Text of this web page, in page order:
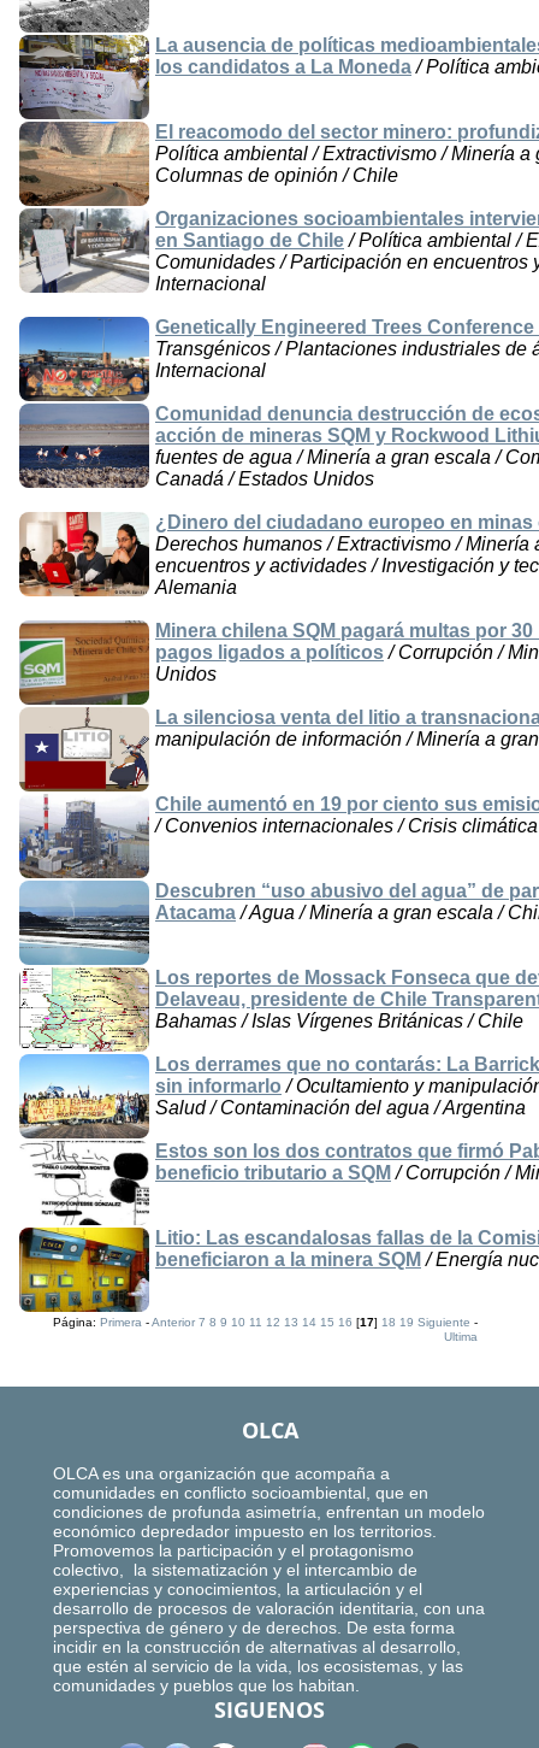
La ausencia de políticas
los candidatos a La Moneda/ Política
El reacomodo del sector minero:
Política ambiental / Extractivismo / Minería
Columnas de opinión / Chile
Organizaciones socioambientales
en Santiago de Chile/ Política ambiental /
Comunidades / Participación en encuentros
Internacional
Genetically Engineered Trees
Transgénicos / Plantaciones industriales de
Internacional
Comunidad denuncia destrucción de
acción de mineras SQM y Rockwood
fuentes de agua / Minería a gran escala /
Canadá / Estados Unidos
¿Dinero del ciudadano europeo en
Derechos humanos / Extractivismo /
encuentros y actividades / Investigación y
Alemania
Minera chilena SQM pagará multas por
pagos ligados a políticos/ Corrupción /
Unidos
La silenciosa venta del litio a
manipulación de información / Minería a
Chile aumentó en 19 por ciento sus
/ Convenios internacionales / Crisis
Descubren “uso abusivo del agua” de
Atacama/ Agua / Minería a gran escala /
Los reportes de Mossack Fonseca que
Delaveau, presidente de Chile
Bahamas / Islas Vírgenes Británicas / Chile
Los derrames que no contarás: La
sin informarlo / Ocultamiento y
Salud / Contaminación del agua / Argentina
Estos son los dos contratos que firmó
beneficio tributario a SQM / Corrupción /
Litio: Las escandalosas fallas de la
beneficiaron a la minera SQM / Energía
Página:Primera -Anterior 7 8 9 10 11 12 13 14 15 16 [17]18 19 Siguiente -
Ultima
OLCA
OLCA es una organización que acompaña a
comunidades en conflicto socioambiental, que en
condiciones de profunda asimetría, enfrentan un modelo
económico depredador impuesto en los territorios.
Promovemos la participación y el protagonismo
colectivo, la sistematización y el intercambio de
experiencias y conocimientos, la articulación y el
desarrollo de procesos de valoración identitaria, con una
perspectiva de género y de derechos. De esta forma
incidir en la construcción de alternativas al desarrollo,
que estén al servicio de la vida, los ecosistemas, y las
comunidades y pueblos que los habitan.
SIGUENOS